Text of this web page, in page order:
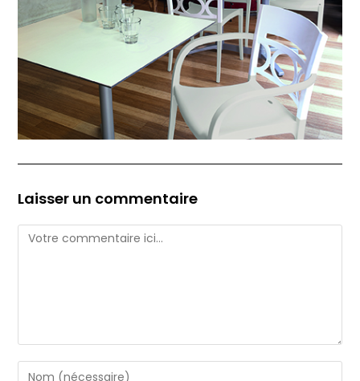
Laisser un commentaire
Comment
Enter